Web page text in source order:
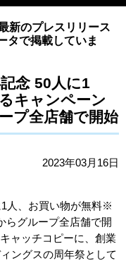
新のプレスリリース
タで掲載していま
念 50人に1
キャンペーン
プ全店舗で開始
2023年03月16日
1人、お買い物が無料※
らグループ全店舗で開
ャッチコピーに、創業
ングスの周年祭として